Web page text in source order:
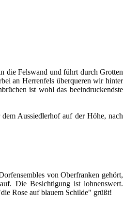
die Felswand und führt durch Grotten
an Herrenfels überqueren wir hinter
ist wohl das beeindruckendste
Aussiedlerhof auf der Höhe, nach
von Oberfranken gehört,
Die Besichtigung ist lohnenswert.
Rose auf blauem Schilde" grüßt!